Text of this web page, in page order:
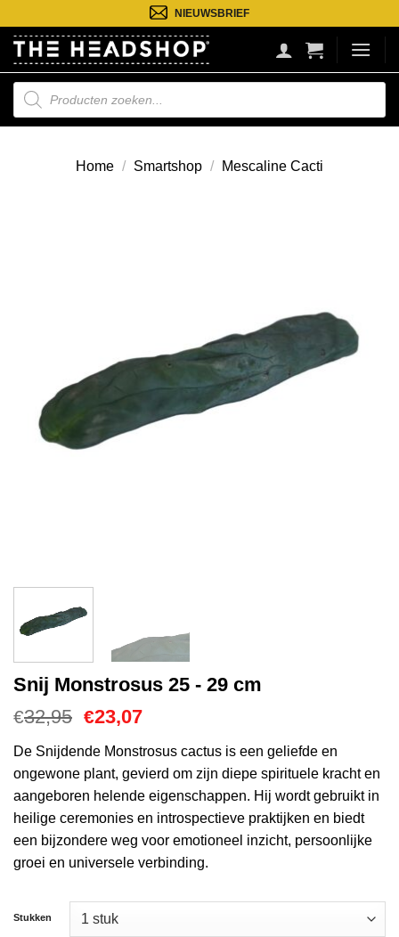
naar
inhoud
NIEUWSBRIEF
Producten
zoeken
Home / Smartshop / Mescaline Cacti
Snij Monstrosus 25 - 29 cm
€32,95 Oorspronkelijke
was:
€32,95.
€23,07Huidige
is:
€23,07.
De Snijdende Monstrosus cactus is een geliefde en
ongewone plant, gevierd om zijn diepe spirituele kracht en
aangeboren helende eigenschappen. Hij wordt gebruikt in
heilige ceremonies en introspectieve praktijken en biedt
een bijzondere weg voor emotioneel inzicht, persoonlijke
groei en universele verbinding.
Stukken